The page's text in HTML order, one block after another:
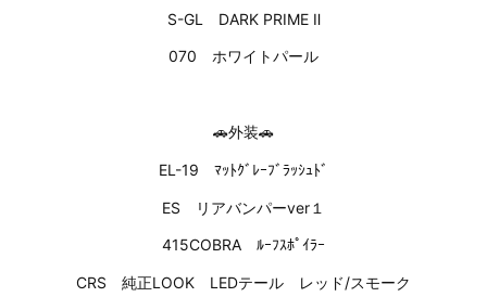
S-GL DARK PRIME Ⅱ
070 ホワイトパール
🚗外装🚗
EL-19 ﾏｯﾄｸﾞﾚｰﾌﾞﾗｯｼｭﾄﾞ
ES リアバンパーver１
415COBRA ﾙｰﾌｽﾎﾟｲﾗｰ
CRS 純正LOOK LEDテール レッド/スモーク